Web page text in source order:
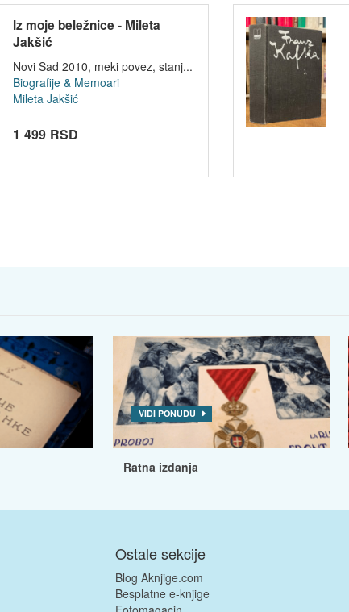
Iz moje beležnice - Mileta
Jakšić
Novi Sad 2010, meki povez, stanj...
Biografije & Memoari
Mileta Jakšić
1 499 RSD
VIDI PONUDU
Ratna izdanja
Ostale sekcije
Blog Aknjige.com
Besplatne e-knjige